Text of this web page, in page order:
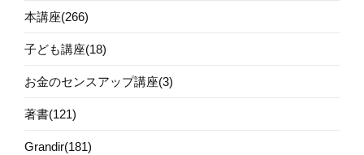
本講座(266)
子ども講座(18)
お金のセンスアップ講座(3)
著書(121)
Grandir(181)